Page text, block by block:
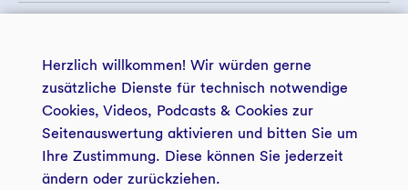
+49 234 5797 5256
+49 234 5797 5122
zsmug@gls-treuhand.de
Kontakt
Impressum Datenschutz
Herzlich willkommen! Wir würden gerne
zusätzliche Dienste für technisch notwendige
Cookies, Videos, Podcasts & Cookies zur
Seitenauswertung aktivieren und bitten Sie um
Ihre Zustimmung. Diese können Sie jederzeit
ändern oder zurückziehen.